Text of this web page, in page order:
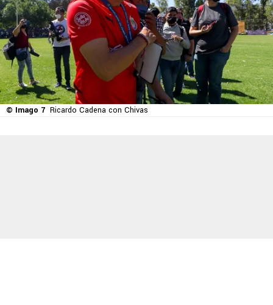
© Imago 7 Ricardo Cadena con Chivas